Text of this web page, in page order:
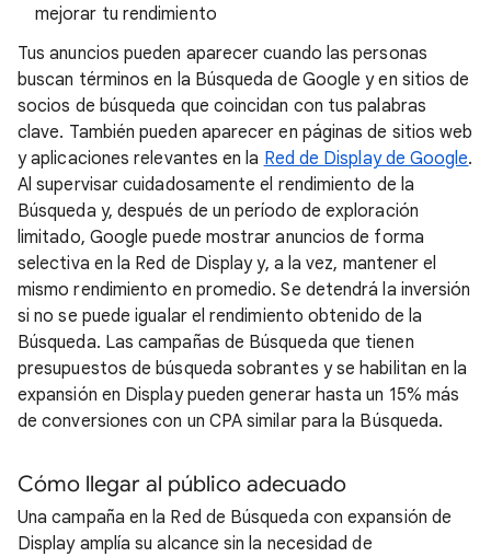
mejorar tu rendimiento
Tus anuncios pueden aparecer cuando las personas
buscan términos en la Búsqueda de Google y en sitios de
socios de búsqueda que coincidan con tus palabras
clave. También pueden aparecer en páginas de sitios web
y aplicaciones relevantes en la Red de Display de Google.
Al supervisar cuidadosamente el rendimiento de la
Búsqueda y, después de un período de exploración
limitado, Google puede mostrar anuncios de forma
selectiva en la Red de Display y, a la vez, mantener el
mismo rendimiento en promedio. Se detendrá la inversión
si no se puede igualar el rendimiento obtenido de la
Búsqueda. Las campañas de Búsqueda que tienen
presupuestos de búsqueda sobrantes y se habilitan en la
expansión en Display pueden generar hasta un 15% más
de conversiones con un CPA similar para la Búsqueda.
Cómo llegar al público adecuado
Una campaña en la Red de Búsqueda con expansión de
Display amplía su alcance sin la necesidad de